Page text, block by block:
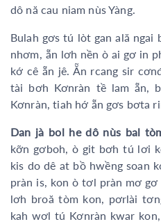
dô nă cau niam nùs Yàng.
Bulah gơs tú lòt gan ală ngai
nhơm, ẵn lơh nền ò ai gơ in
kớ cê ẵn jê. Ẵn rcang sir
tài bơh Kơnràn tề lam ẵn,
Kơnràn, tiah hớ ẵn gơs bơta
Dan jà bol he dô nùs bal
kỡn gơboh, ò git bơh tú lơi
kis do dê at bồ hwềng soan
pràn is, kon ò tơl pràn mơ gơ
lơh broă tòm kon, pơrlài
kah wơl tú Kơnràn kwar